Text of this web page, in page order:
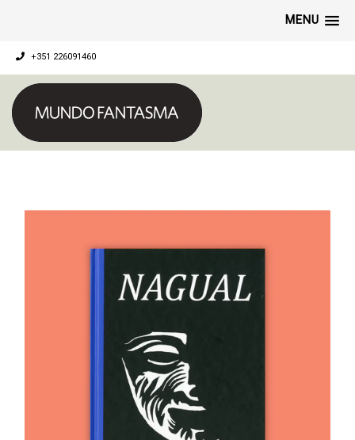
MENU
+351 226091460